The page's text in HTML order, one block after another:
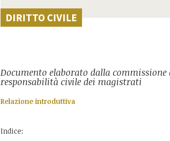
DIRITTO CIVILE
Documento elaborato dalla
responsabilità civile dei magistrati
Relazione introduttiva
Indice: